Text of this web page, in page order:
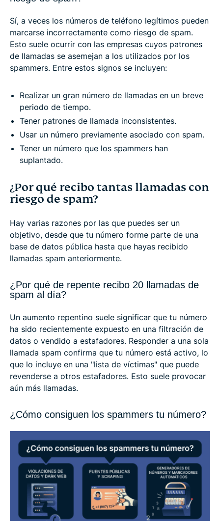
Sí, a veces los números de teléfono legítimos pueden
marcarse incorrectamente como riesgo de spam.
Esto suele ocurrir con las empresas cuyos patrones
de llamadas se asemejan a los utilizados por los
spammers. Entre estos signos se incluyen:
Realizar un gran número de llamadas en un breve
periodo de tiempo.
Tener patrones de llamada inconsistentes.
Usar un número previamente asociado con spam.
Tener un número que los spammers han
suplantado.
¿Por qué recibo tantas llamadas con
riesgo de spam?
Hay varias razones por las que puedes ser un
objetivo, desde que tu número forme parte de una
base de datos pública hasta que hayas recibido
llamadas spam anteriormente.
¿Por qué de repente recibo 20 llamadas de
spam al día?
Un aumento repentino suele significar que tu número
ha sido recientemente expuesto en una filtración de
datos o vendido a estafadores. Responder a una sola
llamada spam confirma que tu número está activo, lo
que lo incluye en una "lista de víctimas" que puede
revenderse a otros estafadores. Esto suele provocar
aún más llamadas.
¿Cómo consiguen los spammers tu número?